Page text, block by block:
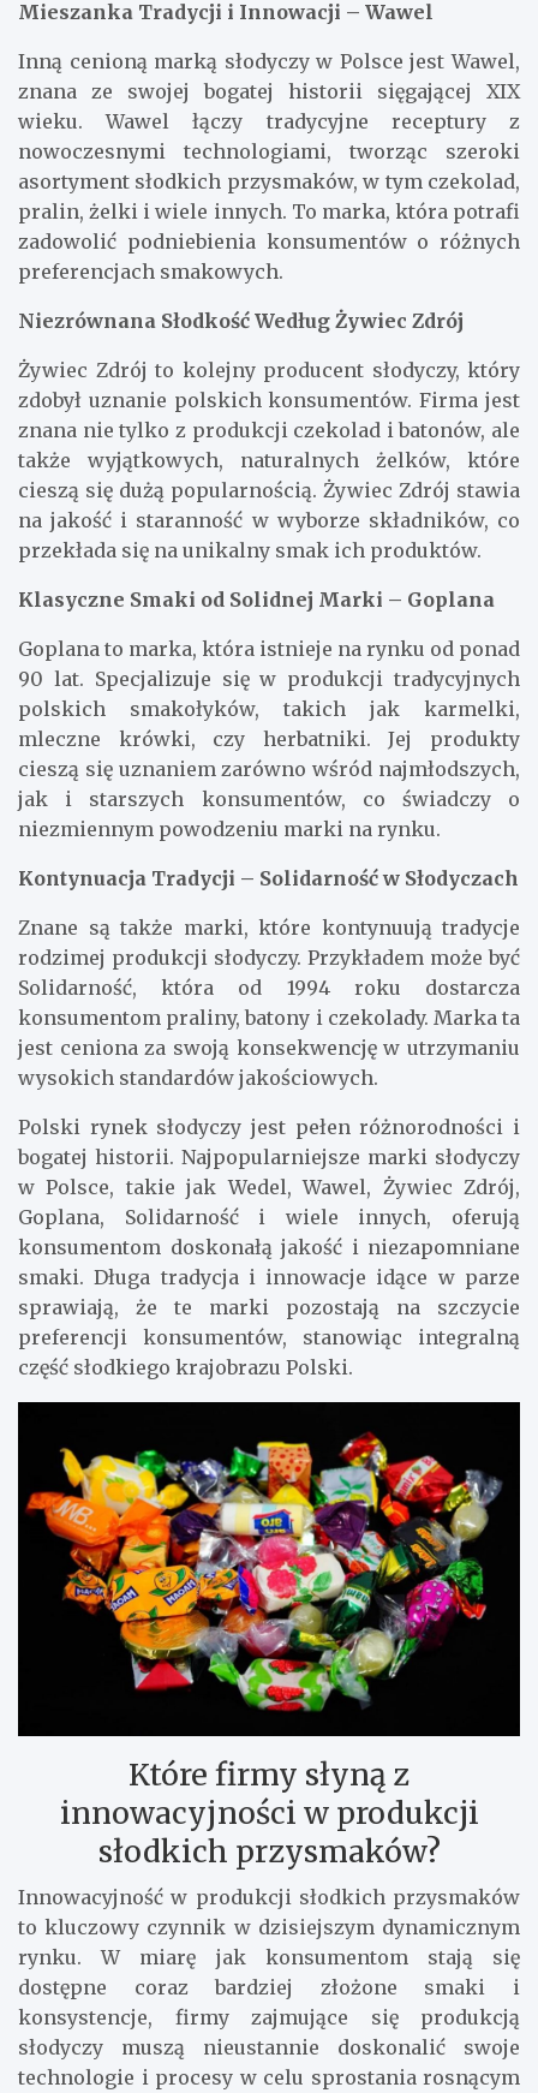
Mieszanka Tradycji i Innowacji – Wawel
Inną cenioną marką słodyczy w Polsce jest Wawel,
znana ze swojej bogatej historii sięgającej XIX
wieku. Wawel łączy tradycyjne receptury z
nowoczesnymi technologiami, tworząc szeroki
asortyment słodkich przysmaków, w tym czekolad,
pralin, żelki i wiele innych. To marka, która potrafi
zadowolić podniebienia konsumentów o różnych
preferencjach smakowych.
Niezrównana Słodkość Według Żywiec Zdrój
Żywiec Zdrój to kolejny producent słodyczy, który
zdobył uznanie polskich konsumentów. Firma jest
znana nie tylko z produkcji czekolad i batonów, ale
także wyjątkowych, naturalnych żelków, które
cieszą się dużą popularnością. Żywiec Zdrój stawia
na jakość i staranność w wyborze składników, co
przekłada się na unikalny smak ich produktów.
Klasyczne Smaki od Solidnej Marki – Goplana
Goplana to marka, która istnieje na rynku od ponad
90 lat. Specjalizuje się w produkcji tradycyjnych
polskich smakołyków, takich jak karmelki,
mleczne krówki, czy herbatniki. Jej produkty
cieszą się uznaniem zarówno wśród najmłodszych,
jak i starszych konsumentów, co świadczy o
niezmiennym powodzeniu marki na rynku.
Kontynuacja Tradycji – Solidarność w Słodyczach
Znane są także marki, które kontynuują tradycje
rodzimej produkcji słodyczy. Przykładem może być
Solidarność, która od 1994 roku dostarcza
konsumentom praliny, batony i czekolady. Marka ta
jest ceniona za swoją konsekwencję w utrzymaniu
wysokich standardów jakościowych.
Polski rynek słodyczy jest pełen różnorodności i
bogatej historii. Najpopularniejsze marki słodyczy
w Polsce, takie jak Wedel, Wawel, Żywiec Zdrój,
Goplana, Solidarność i wiele innych, oferują
konsumentom doskonałą jakość i niezapomniane
smaki. Długa tradycja i innowacje idące w parze
sprawiają, że te marki pozostają na szczycie
preferencji konsumentów, stanowiąc integralną
część słodkiego krajobrazu Polski.
Które firmy słyną z
innowacyjności w produkcji
słodkich przysmaków?
Innowacyjność w produkcji słodkich przysmaków
to kluczowy czynnik w dzisiejszym dynamicznym
rynku. W miarę jak konsumentom stają się
dostępne coraz bardziej złożone smaki i
konsystencje, firmy zajmujące się produkcją
słodyczy muszą nieustannie doskonalić swoje
technologie i procesy w celu sprostania rosnącym